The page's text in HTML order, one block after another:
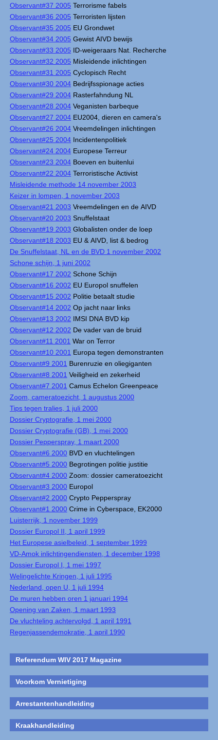
Observant#37 2005 Terrorisme fabels
Observant#36 2005 Terroristen lijsten
Observant#35 2005 EU Grondwet
Observant#34 2005 Gewist AIVD bewijs
Observant#33 2005 ID-weigeraars Nat. Recherche
Observant#32 2005 Misleidende inlichtingen
Observant#31 2005 Cyclopisch Recht
Observant#30 2004 Bedrijfsspionage acties
Observant#29 2004 Rasterfahndung NL
Observant#28 2004 Veganisten barbeque
Observant#27 2004 EU2004, dieren en camera's
Observant#26 2004 Vreemdelingen inlichtingen
Observant#25 2004 Incidentenpolitiek
Observant#24 2004 Europese Terreur
Observant#23 2004 Boeven en buitenlui
Observant#22 2004 Terroristische Activist
Misleidende methode 14 november 2003
Keizer in lompen, 1 november 2003
Observant#21 2003 Vreemdelingen en de AIVD
Observant#20 2003 Snuffelstaat
Observant#19 2003 Globalisten onder de loep
Observant#18 2003 EU & AIVD, list & bedrog
De Snuffelstaat, NL en de BVD 1 november 2002
Schone schijn, 1 juni 2002
Observant#17 2002 Schone Schijn
Observant#16 2002 EU Europol snuffelen
Observant#15 2002 Politie betaalt studie
Observant#14 2002 Op jacht naar links
Observant#13 2002 IMSI DNA BVD kip
Observant#12 2002 De vader van de bruid
Observant#11 2001 War on Terror
Observant#10 2001 Europa tegen demonstranten
Observant#9 2001 Burenruzie en oliegiganten
Observant#8 2001 Veiligheid en zekerheid
Observant#7 2001 Camus Echelon Greenpeace
Zoom, cameratoezicht, 1 augustus 2000
Tips tegen tralies, 1 juli 2000
Dossier Cryptografie, 1 mei 2000
Dossier Cryptografie (GB), 1 mei 2000
Dossier Pepperspray, 1 maart 2000
Observant#6 2000 BVD en vluchtelingen
Observant#5 2000 Begrotingen politie justitie
Observant#4 2000 Zoom: dossier cameratoezicht
Observant#3 2000 Europol
Observant#2 2000 Crypto Pepperspray
Observant#1 2000 Crime in Cyberspace, EK2000
Luisterrijk, 1 november 1999
Dossier Europol II, 1 april 1999
Het Europese asielbeleid, 1 september 1999
VD-Amok inlichtingendiensten, 1 december 1998
Dossier Europol I, 1 mei 1997
Welingelichte Kringen, 1 juli 1995
Nederland, open U, 1 juli 1994
De muren hebben oren 1 januari 1994
Opening van Zaken, 1 maart 1993
De vluchteling achtervolgd, 1 april 1991
Regenjassendemokratie, 1 april 1990
Referendum WIV 2017 Magazine
Voorkom Vernietiging
Arrestantenhandleiding
Kraakhandleiding